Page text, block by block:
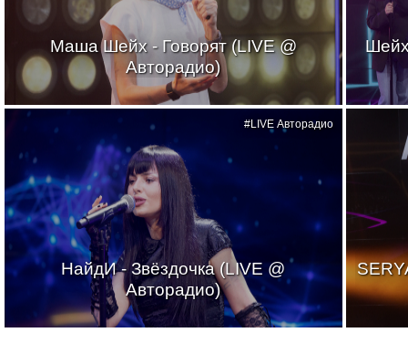
Маша Шейх - Говорят (LIVE @
Авторадио)
НайдИ - Звёздочка (LIVE @
Авторадио)
#LIVE Авторадио